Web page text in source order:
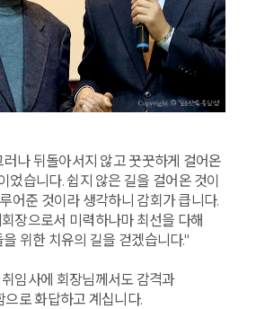
나 뒤돌아서지 않고 꿋꿋하게 걸어온
었습니다. 쉽지 않은 길을 걸어온 것이
어준 것이라 생각하니 감회가 큽니다.
장으로서 미력하나마 최선을 다해
위한 치유의 길을 걷겠습니다."
임사에 회장님께서도 감격과
으로 화답하고 계십니다.